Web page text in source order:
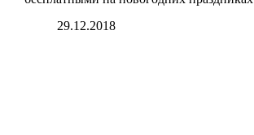
29.12.2018